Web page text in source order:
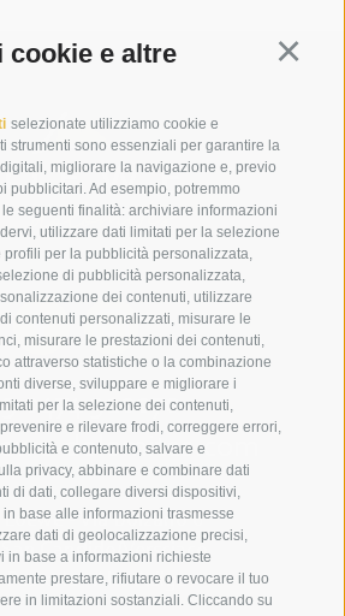
cookie e altre
selezionate utilizziamo cookie e
strumenti sono essenziali per garantire la
migliorare la navigazione e, previo
pubblicitari. Ad esempio, potremmo
seguenti finalità: archiviare informazioni
utilizzare dati limitati per la selezione
per la pubblicità personalizzata,
di pubblicità personalizzata,
dei contenuti, utilizzare
contenuti personalizzati, misurare le
misurare le prestazioni dei contenuti,
attraverso statistiche o la combinazione
diverse, sviluppare e migliorare i
per la selezione dei contenuti,
e rilevare frodi, correggere errori,
e contenuto, salvare e
privacy, abbinare e combinare dati
di dati, collegare diversi dispositivi,
base alle informazioni trasmesse
dati di geolocalizzazione precisi,
in base a informazioni richieste
prestare, rifiutare o revocare il tuo
in limitazioni sostanziali. Cliccando su
0474 910070
dolomites.com
- Via Bolzano 6
Candido/Versciaco
Pusteria - Alto Adige